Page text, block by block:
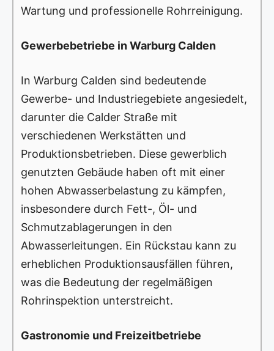
Wartung und professionelle Rohrreinigung.
Gewerbebetriebe in Warburg Calden
In Warburg Calden sind bedeutende
Gewerbe- und Industriegebiete angesiedelt,
darunter die Calder Straße mit
verschiedenen Werkstätten und
Produktionsbetrieben. Diese gewerblich
genutzten Gebäude haben oft mit einer
hohen Abwasserbelastung zu kämpfen,
insbesondere durch Fett-, Öl- und
Schmutzablagerungen in den
Abwasserleitungen. Ein Rückstau kann zu
erheblichen Produktionsausfällen führen,
was die Bedeutung der regelmäßigen
Rohrinspektion unterstreicht.
Gastronomie und Freizeitbetriebe